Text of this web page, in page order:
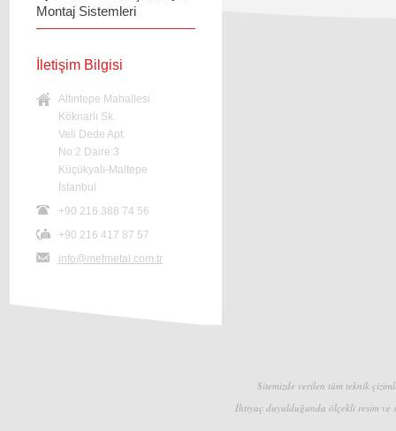
Montaj Sistemleri
İletişim Bilgisi
Altıntepe Mahallesi
Köknarlı Sk.
Veli Dede Apt.
No:2 Daire:3
Küçükyalı-Maltepe
İstanbul
+90 216 388 74 56
+90 216 417 87 57
info@mefmetal.com.tr
Sitemizde verilen tüm teknik
İhtiyaç duyulduğunda ölçekli resim ve